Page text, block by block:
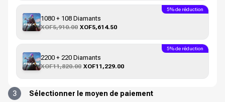
1080 + 108 Diamants
XOF5,910.00 XOF5,614.50
5% de réduction
2200 + 220 Diamants
XOF11,820.00 XOF11,229.00
5% de réduction
3 Sélectionner le moyen de paiement